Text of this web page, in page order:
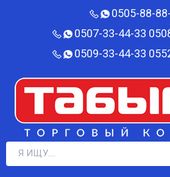
0505-88-
0507-33-44-33
0509-33-44-33